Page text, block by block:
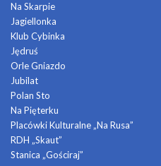
Na Skarpie
Jagiellonka
Klub Cybinka
Jędruś
Orle Gniazdo
Jubilat
Polan Sto
Na Pięterku
Placówki Kulturalne „Na Rusa”
RDH „Skaut”
Stanica „Gościraj”